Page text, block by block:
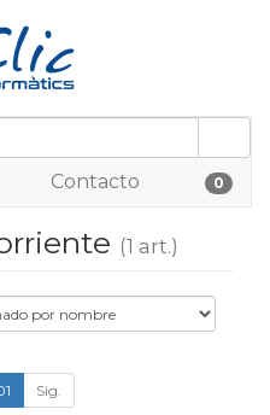
Contacto 0
(1 art.)
Sig.